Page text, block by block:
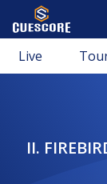
Live
II.